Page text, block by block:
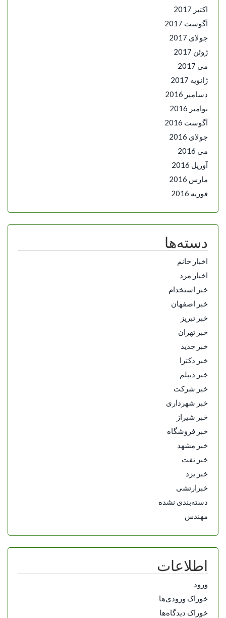
اکتبر 2017
آگوست 2017
جولای 2017
ژوئن 2017
می 2017
ژانویه 2017
دسامبر 2016
نوامبر 2016
آگوست 2016
جولای 2016
می 2016
آوریل 2016
مارس 2016
فوریه 2016
دسته‌ها
اخبار خانم
اخبار مرد
خبر استخدام
خبر اصفهان
خبر تبریز
خبر تهران
خبر جدید
خبر دکترا
خبر دیپلم
خبر شرکت
خبر شهرداری
خبر شیراز
خبر فروشگاه
خبر مشهد
خبر نفت
خبر یزد
خبرارتشی
دسته‌بندی نشده
مهندس
اطلاعات
ورود
خوراک ورودی‌ها
خوراک دیدگاه‌ها